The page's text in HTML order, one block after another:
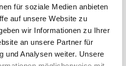
für soziale Medien anbieten
auf unsere Website zu
wir Informationen zu Ihrer
an unsere Partner für
und Analysen weiter. Unsere